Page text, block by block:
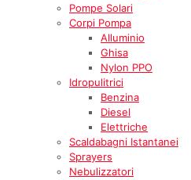
Pompe Solari
Corpi Pompa
Alluminio
Ghisa
Nylon PPO
Idropulitrici
Benzina
Diesel
Elettriche
Scaldabagni Istantanei
Sprayers
Nebulizzatori